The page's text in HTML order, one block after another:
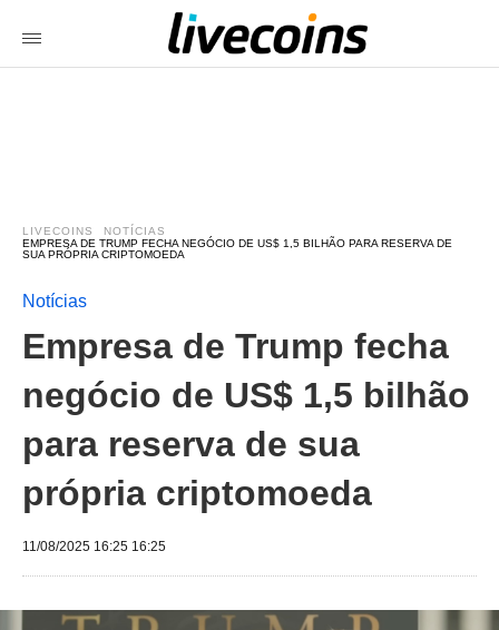
LIVECOINS
NOTÍCIAS
EMPRESA DE TRUMP FECHA NEGÓCIO DE US$ 1,5 BILHÃO PARA RESERVA DE
SUA PRÓPRIA CRIPTOMOEDA
Notícias
Empresa de Trump fecha
negócio de US$ 1,5 bilhão
para reserva de sua
própria criptomoeda
11/08/2025 16:25 16:25